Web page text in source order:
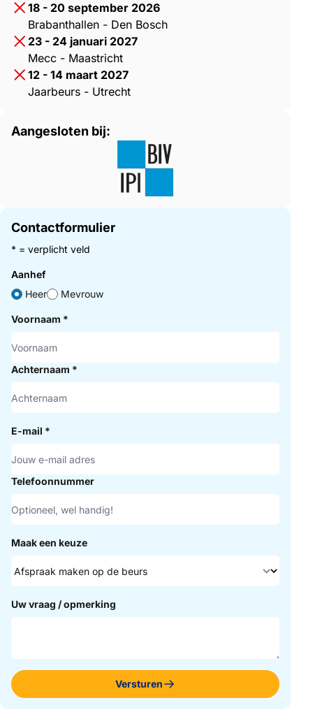
18 - 20 september 2026
Brabanthallen - Den Bosch
23 - 24 januari 2027
Mecc - Maastricht
12 - 14 maart 2027
Jaarbeurs - Utrecht
Aangesloten bij:
Contactformulier
* = verplicht veld
Aanhef
Heer
Mevrouw
Voornaam *
Achternaam *
E-mail *
Telefoonnummer
Maak een keuze
Uw vraag / opmerking
Versturen